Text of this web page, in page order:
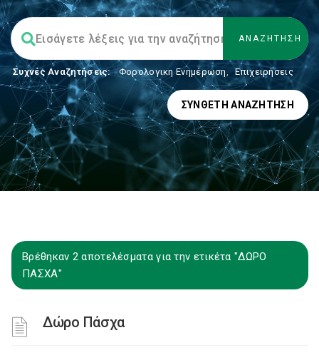
Συχνές Αναζητήσεις: Φορολογικη Ενημέρωση, Επιχειρήσεις
ΣΎΝΘΕΤΗ ΑΝΑΖΉΤΗΣΗ
Βρέθηκαν 2 αποτελέσματα για την ετικέτα "ΔΩΡΟ
ΠΑΣΧΑ"
Δώρο Πάσχα